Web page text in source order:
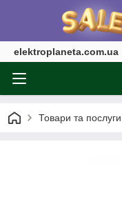
elektroplaneta.com.ua
Товари та послуги